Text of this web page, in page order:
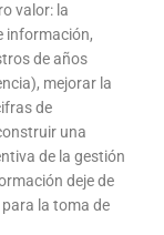
valor: la
información,
de años
mejorar la
de
una
de la gestión
deje de
la toma de